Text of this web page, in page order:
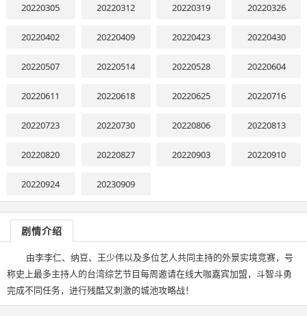
20220305 20220312 20220319 20220326
20220402 20220409 20220423 20220430
20220507 20220514 20220528 20220604
20220611 20220618 20220625 20220716
20220723 20220730 20220806 20220813
20220820 20220827 20220903 20220910
20220924 20230909
剧情介绍
由李李仁、纳豆、王少伟以及多位艺人共同主持的外景实境竞赛，号
称史上最多主持人的台湾综艺节目每周邀请在线大咖嘉宾加盟，斗智斗勇
完成不同任务，进行残酷又刺激的城池攻略战！